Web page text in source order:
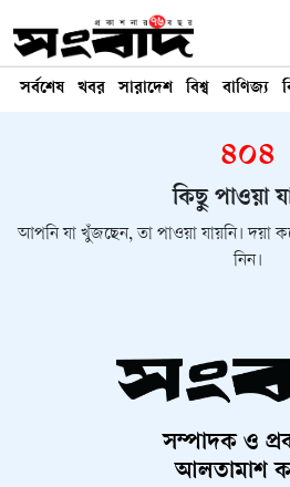
সর্বশেষ খবর সারাদেশ বিশ্ব বাণিজ্য
৪০৪
কিছু পাওয়া
আপনি যা খুঁজছেন, তা পাওয়া যায়নি। দয়া
নিন।
সম্পাদক ও
আলতামাশ